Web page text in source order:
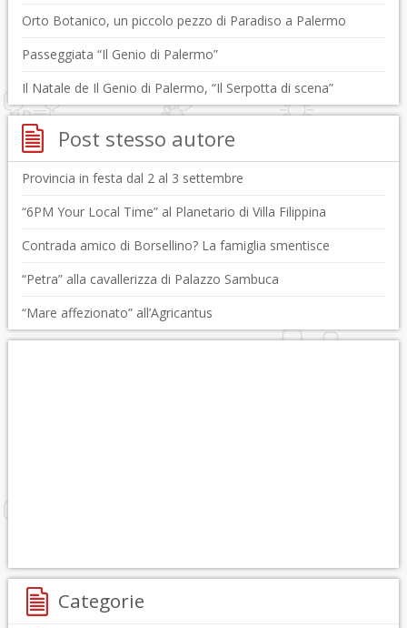
Orto Botanico, un piccolo pezzo di Paradiso a Palermo
Passeggiata “Il Genio di Palermo”
Il Natale de Il Genio di Palermo, “Il Serpotta di scena”
Post stesso autore
Provincia in festa dal 2 al 3 settembre
“6PM Your Local Time” al Planetario di Villa Filippina
Contrada amico di Borsellino? La famiglia smentisce
“Petra” alla cavallerizza di Palazzo Sambuca
“Mare affezionato” all’Agricantus
Categorie